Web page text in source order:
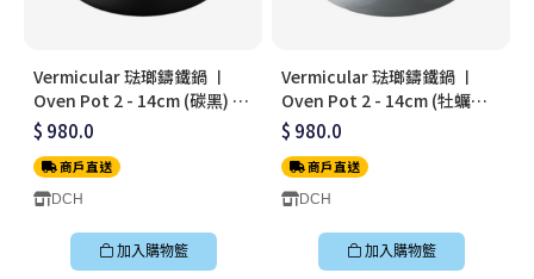
Vermicular 琺瑯鑄鐵鍋 〡
Oven Pot 2 - 14cm (碳黑) 〡
無水料理鍋〡OP2R14S-BK
$ 980.0
商戶直送
DCH
加入購物籃
Vermicular 琺瑯鑄鐵鍋 〡
Oven Pot 2 - 14cm (牡蠣灰)
〡無水料理鍋〡OP2R14S-GY
$ 980.0
商戶直送
DCH
加入購物籃